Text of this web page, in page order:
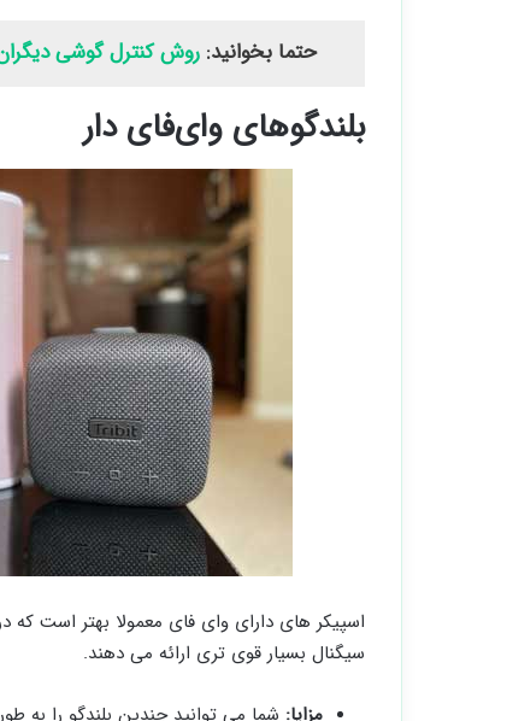
حتما بخوانید: روش کنترل گوشی دیگران
بلندگوهای وای‌فای دار
اسپیکر های دارای وای‌ فای معمولا بهتر است که
سیگنال بسیار قوی ‌تری ارائه می‌ دهند.
مزایا: شما می ‌توانید چندین بلندگو را به